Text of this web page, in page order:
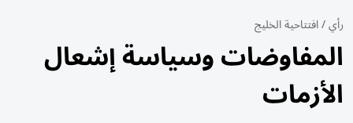
رأي/افتتاحية الخليج
المفاوضات وسياسة إشعال
الأزمات